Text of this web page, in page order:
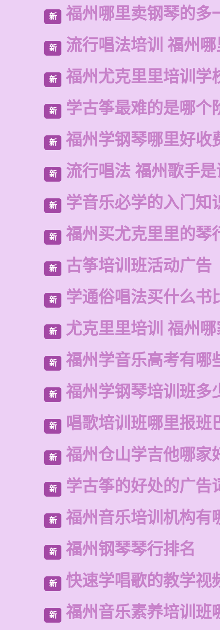
新 福州哪里卖钢琴的多
新 流行唱法培训 福州
新 福州尤克里里培训学
新 学古筝最难的是哪个
新 福州学钢琴哪里好收
新 流行唱法 福州歌手
新 学音乐必学的入门知
新 福州买尤克里里的琴
新 古筝培训班活动广告
新 学通俗唱法买什么书
新 尤克里里培训 福州
新 福州学音乐高考有哪
新 福州学钢琴培训班多
新 唱歌培训班哪里报班
新 福州仓山学吉他哪家
新 学古筝的好处的广告
新 福州音乐培训机构有
新 福州钢琴琴行排名
新 快速学唱歌的教学视
新 福州音乐素养培训班